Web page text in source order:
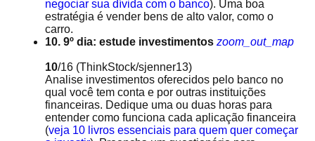
negociar sua dívida com o banco). Uma boa
estratégia é vender bens de alto valor, como o
carro.
10. 9º dia: estude investimentos zoom_out_map
10/16 (ThinkStock/sjenner13)
Analise investimentos oferecidos pelo banco no
qual você tem conta e por outras instituições
financeiras. Dedique uma ou duas horas para
entender como funciona cada aplicação financeira
(veja 10 livros essenciais para quem quer começar